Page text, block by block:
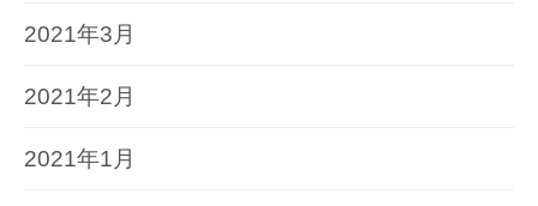
2021年3月
2021年2月
2021年1月